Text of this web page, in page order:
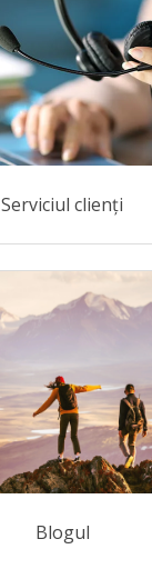
Serviciul clienți
Blogul